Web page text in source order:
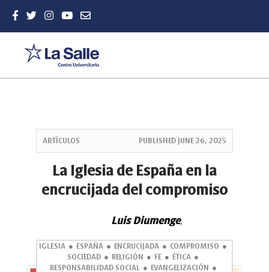
Main
Sidebar
ARTÍCULOS PUBLISHED JUNE 26, 2025
La Iglesia de España en la
encrucijada del compromiso
Luis Diumenge,
IGLESIA ESPAÑA ENCRUCIJADA
COMPROMISO
SOCIEDAD
RELIGIÓN FE
ÉTICA
RESPONSABILIDAD SOCIAL
EVANGELIZACIÓN